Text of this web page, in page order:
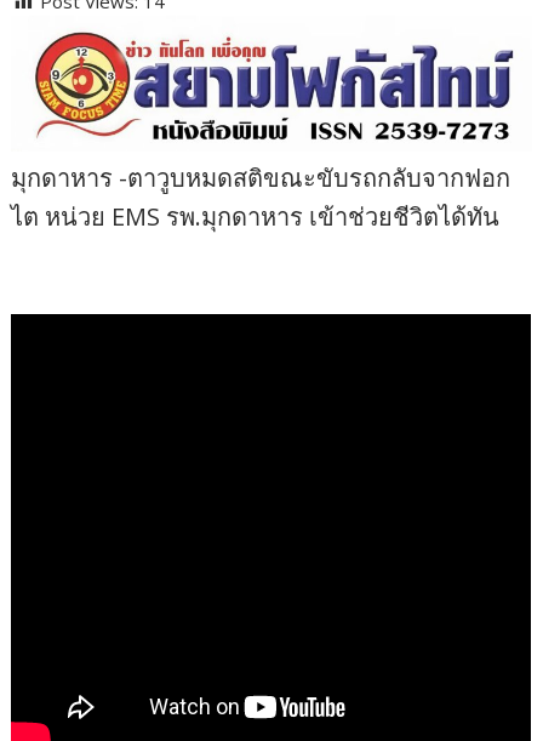
มุกดาหาร​ -​ตาวูบหมดสติขณะขับรถกลับจากฟอก
ไต หน่วย EMS รพ.มุกดาหาร เข้าช่วยชีวิตได้ทัน